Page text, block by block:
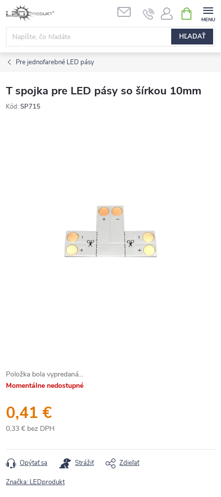
Prejsť
na
obsah
HĽADAŤ
KOŠÍK
Pre jednofarebné LED pásy
T spojka pre LED pásy so šírkou 10mm
Kód: SP715
Položka bola vypredaná…
Momentálne nedostupné
0,41 €
0,33 € bez DPH
Opýtať sa Strážiť Zdieľať
Značka: LEDprodukt